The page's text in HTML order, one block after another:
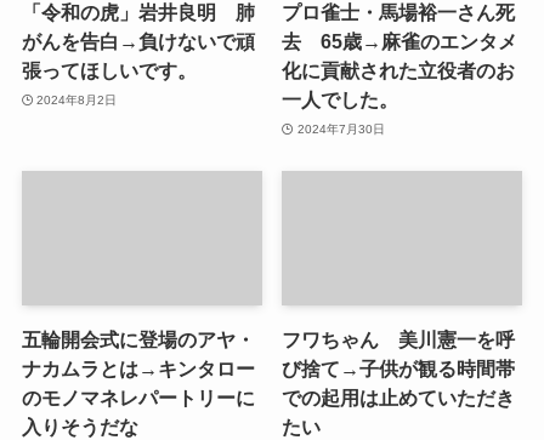
「令和の虎」岩井良明 肺
がんを告白→負けないで頑
張ってほしいです。
2024年8月2日
プロ雀士・馬場裕一さん死
去 65歳→麻雀のエンタメ
化に貢献された立役者のお
一人でした。
2024年7月30日
五輪開会式に登場のアヤ・
ナカムラとは→キンタロー
のモノマネレパートリーに
入りそうだな
フワちゃん 美川憲一を呼
び捨て→子供が観る時間帯
での起用は止めていただき
たい